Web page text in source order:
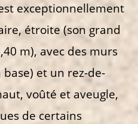
exceptionnellement
étroite (son grand
m), avec des murs
et un rez-de-
voûté et aveugle,
de certains